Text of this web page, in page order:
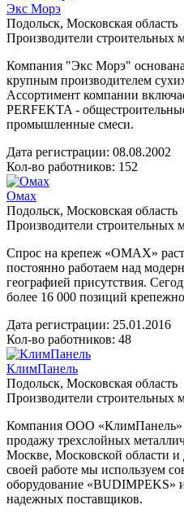
Экс Морэ
Подольск, Московская область
Производители строительных
Компания "Экс Морэ" основана
крупным производителем
Ассортимент компании
PERFEKTA -
промышленные смеси.
Дата регистрации: 08.08.2002
Кол-во работников: 152
Омах
Подольск, Московская область
Производители строительных
Спрос на крепеж «ОМАХ»
постоянно работаем над
географией присутствия.
более 16 000 позиций
Дата регистрации: 25.01.2016
Кол-во работников: 48
КлимПанель
Подольск, Московская область
Производители строительных
Компания ООО «КлимПанель»
продажу трехслойных
Москве, Московской области
своей работе мы используем
оборудование «BUDIMPEKS»
надежных поставщиков.